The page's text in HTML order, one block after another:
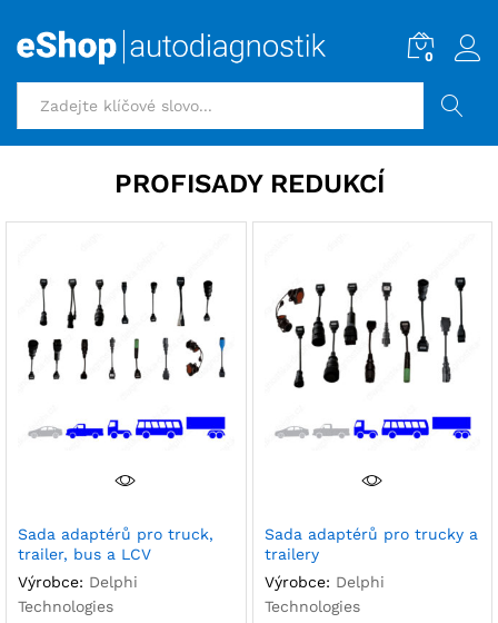
0
PROFISADY REDUKCÍ
Sada adaptérů pro truck,
trailer, bus a LCV
Výrobce: Delphi
Technologies
Sada adaptérů pro trucky a
trailery
Výrobce: Delphi
Technologies